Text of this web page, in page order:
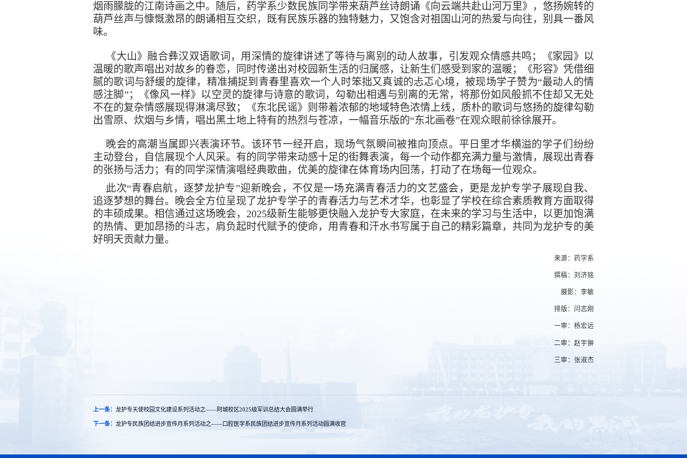
烟雨朦胧的江南诗画之中。随后，药学系少数民族同学带来葫芦丝诗朗诵《向云端共赴山河万里》，悠扬婉转的
葫芦丝声与慷慨激昂的朗诵相互交织，既有民族乐器的独特魅力，又饱含对祖国山河的热爱与向往，别具一番风
味。
《大山》融合彝汉双语歌词，用深情的旋律讲述了等待与离别的动人故事，引发观众情感共鸣；《家园》以
温暖的歌声唱出对故乡的眷恋，同时传递出对校园新生活的归属感，让新生们感受到家的温暖；《形容》凭借细
腻的歌词与舒缓的旋律，精准捕捉到青春里喜欢一个人时笨拙又真诚的忐忑心境，被现场学子赞为“最动人的情
感注脚”；《像风一样》以空灵的旋律与诗意的歌词，勾勒出相遇与别离的无常，将那份如风般抓不住却又无处
不在的复杂情感展现得淋漓尽致；《东北民谣》则带着浓郁的地域特色浓情上线，质朴的歌词与悠扬的旋律勾勒
出雪原、炊烟与乡情，唱出黑土地上特有的热烈与苍凉，一幅音乐版的“东北画卷”在观众眼前徐徐展开。
晚会的高潮当属即兴表演环节。该环节一经开启，现场气氛瞬间被推向顶点。平日里才华横溢的学子们纷纷
主动登台，自信展现个人风采。有的同学带来动感十足的街舞表演，每一个动作都充满力量与激情，展现出青春
的张扬与活力；有的同学深情演唱经典歌曲，优美的旋律在体育场内回荡，打动了在场每一位观众。
此次“青春启航，逐梦龙护专”迎新晚会，不仅是一场充满青春活力的文艺盛会，更是龙护专学子展现自我、
追逐梦想的舞台。晚会全方位呈现了龙护专学子的青春活力与艺术才华，也彰显了学校在综合素质教育方面取得
的丰硕成果。相信通过这场晚会，2025级新生能够更快融入龙护专大家庭，在未来的学习与生活中，以更加饱满
的热情、更加昂扬的斗志，肩负起时代赋予的使命，用青春和汗水书写属于自己的精彩篇章，共同为龙护专的美
好明天贡献力量。
来源：药学系
撰稿：刘济铭
摄影：李敏
排版：闫志刚
一审：杨宏远
二审：赵宇翀
三审：张淑杰
上一条： 龙护专天使校园文化建设系列活动之——阿城校区2025级军训总结大会圆满举行
下一条： 龙护专民族团结进步宣传月系列活动之——​口腔医学系民族团结进步宣传月系列活动圆满收官